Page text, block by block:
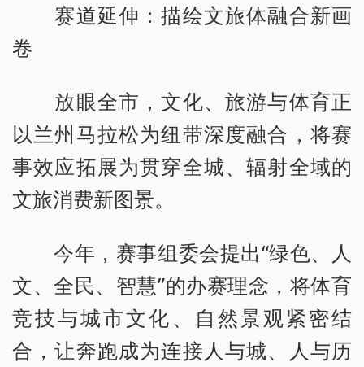
赛道延伸：描绘文旅体融合新画
卷
放眼全市，文化、旅游与体育正
以兰州马拉松为纽带深度融合，将赛
事效应拓展为贯穿全城、辐射全域的
文旅消费新图景。
今年，赛事组委会提出“绿色、人
文、全民、智慧”的办赛理念，将体育
竞技与城市文化、自然景观紧密结
合，让奔跑成为连接人与城、人与历